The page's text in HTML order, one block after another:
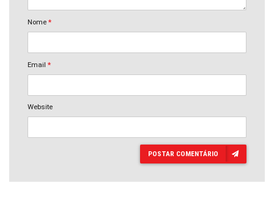
Nome *
Email *
Website
POSTAR COMENTÁRIO